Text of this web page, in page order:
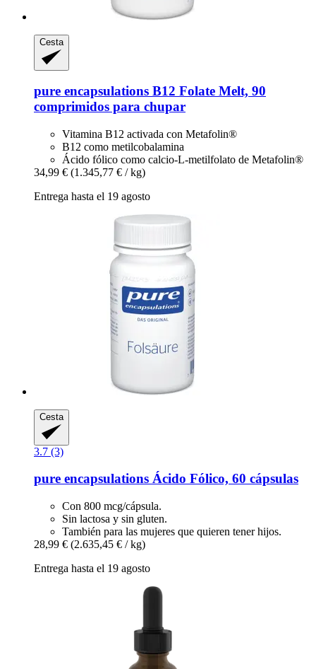
Cesta
pure encapsulations B12 Folate Melt, 90
comprimidos para chupar
Vitamina B12 activada con Metafolin®
B12 como metilcobalamina
Ácido fólico como calcio-L-metilfolato de Metafolin®
34,99 € (1.345,77 € / kg)
Entrega hasta el 19 agosto
Cesta
3.7 (3)
pure encapsulations Ácido Fólico, 60 cápsulas
Con 800 mcg/cápsula.
Sin lactosa y sin gluten.
También para las mujeres que quieren tener hijos.
28,99 € (2.635,45 € / kg)
Entrega hasta el 19 agosto